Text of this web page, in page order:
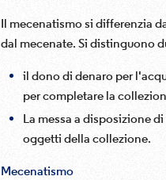
Il mecenatismo si differenzia
dal mecenate. Si distinguono
il dono di denaro per
per completare la
La messa a disposizione
oggetti della collezione.
Mecenatismo